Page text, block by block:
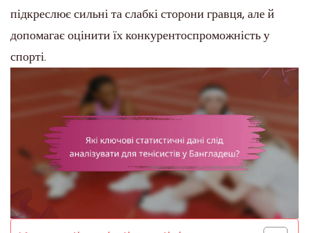
підкреслює сильні та слабкі сторони гравця, але й
допомагає оцінити їх конкурентоспроможність у
спорті.